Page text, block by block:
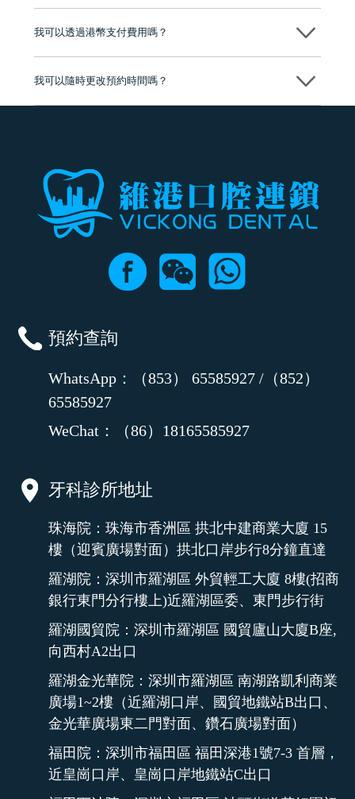
不會，治療前我們會詳細說明治療方案及對應的價錢，顧客同意並簽字
我可以透過港幣支付費用嗎？
我可以隨時更改預約時間嗎？
預約查詢
WhatsApp：（853） 65585927 /（852）
65585927
WeChat：（86）18165585927
牙科診所地址
珠海院：珠海市香洲區 拱北中建商業大廈 15
樓（迎賓廣場對面）拱北口岸步行8分鐘直達
羅湖院：深圳市羅湖區 外貿輕工大廈 8樓(招商
銀行東門分行樓上)近羅湖區委、東門步行街
羅湖國貿院：深圳市羅湖區 國貿廬山大廈B座,
向西村A2出口
羅湖金光華院：深圳市羅湖區 南湖路凱利商業
廣場1~2樓（近羅湖口岸、國貿地鐵站B出口、
金光華廣場東二門對面、鑽石廣場對面）
福田院：深圳市福田區 福田深港1號7-3 首層，
近皇崗口岸、皇崗口岸地鐵站C出口